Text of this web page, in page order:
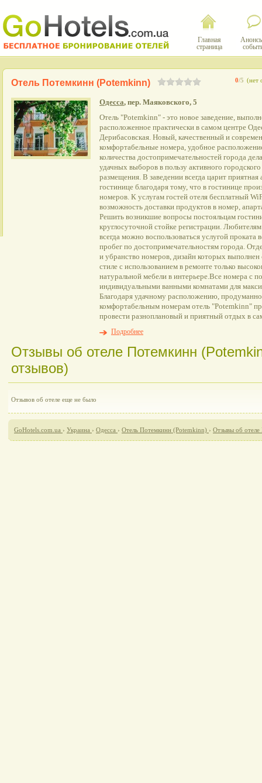
Главная
страница
0/5 (нет
Отель Потемкинн (Potemkinn)
Одесса, пер. Маяковского, 5
Отель "Potemkinn" - это новое заведение,
расположенное практически в самом центре
Дерибасовская. Новый, качественный и
комфортабельные номера, удобное
количества достопримечательностей города
удачных выборов в пользу активного
размещения. В заведении всегда царит
гостинице благодаря тому, что в гостинице
номеров. К услугам гостей отеля бесплатный
возможность доставки продуктов в номер,
Решить возникшие вопросы постояльцам
круглосуточной стойке регистрации.
всегда можно воспользоваться услугой проката
пробег по достопримечательностям города.
и убранство номеров, дизайн которых выполнен
стиле с использованием в ремонте только
натуральной мебели в интерьере.Все номера с
индивидуальными ванными комнатами для
Благодаря удачному расположению,
комфортабельным номерам отель "Potemkinn"
провести разноплановый и приятный отдых в
Подробнее
Отзывы об отеле Потемкинн
отзывов)
Отзывов об отеле еще не было
GoHotels.com.ua › Украина › Одесса › Отель Потемкинн (Potemkinn) › Отзывы об